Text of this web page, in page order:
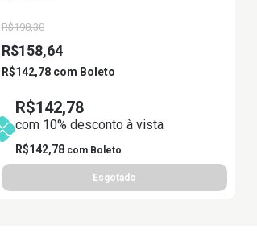
R$198,30
R$158,64
R$142,78 com Boleto
R$142,78
com 10% desconto à vista
R$142,78 com Boleto